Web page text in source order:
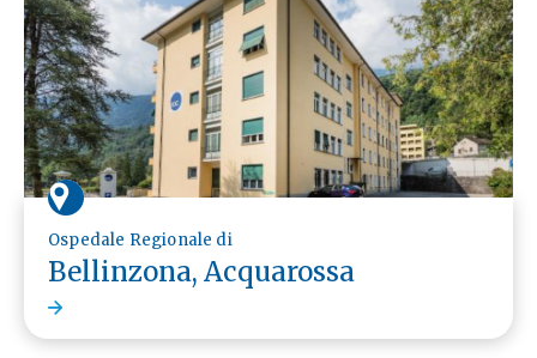
Ospedale Regionale di
Bellinzona, Acquarossa